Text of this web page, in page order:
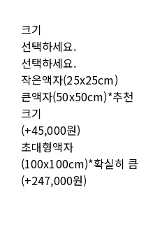
크기
선택하세요.
선택하세요.
작은액자(25x25cm)
큰액자(50x50cm)*추천
크기
(+45,000원)
초대형액자
(100x100cm)*확실히 큼
(+247,000원)